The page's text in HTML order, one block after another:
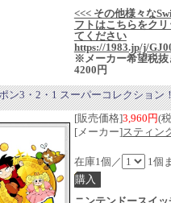
<<< その他様々な
フトはこちらをク
てください
https://1983.jp/j/
※メーカー希望税抜
4200円
ン3・2・1 スーパーコレクション
[販売価格]3,960円(
[メーカー]スティン
在庫1個／ 1個